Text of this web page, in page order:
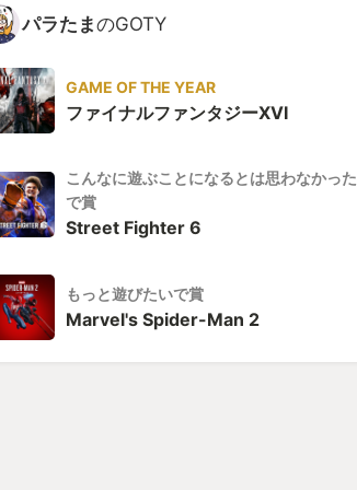
パラたまのGOTY
GAME OF THE YEAR
ファイナルファンタジーXVI
こんなに遊ぶことになるとは思わなかった
で賞
Street Fighter 6
もっと遊びたいで賞
Marvel's Spider-Man 2